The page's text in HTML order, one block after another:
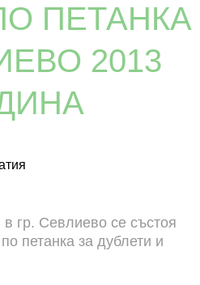
ПЕТАНКА
2013
гр. Севлиево се състоя
петанка за дублети и